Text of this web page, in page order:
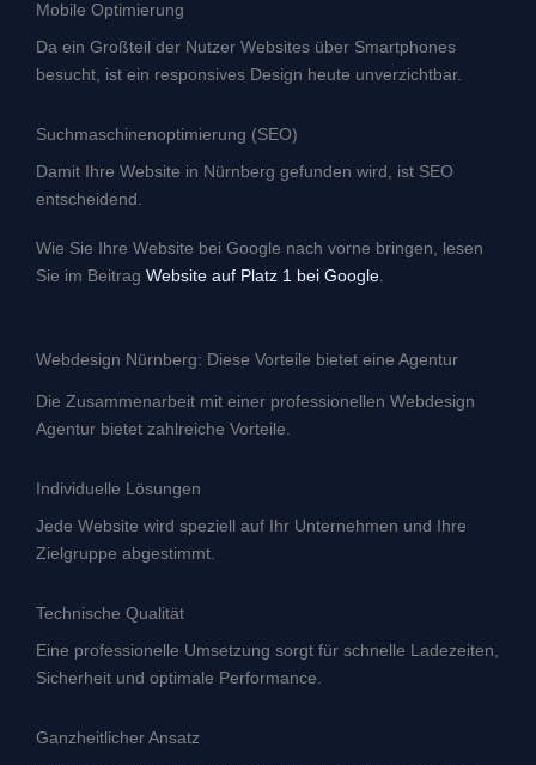
Mobile Optimierung
Da ein Großteil der Nutzer Websites über Smartphones
besucht, ist ein responsives Design heute unverzichtbar.
Suchmaschinenoptimierung (SEO)
Damit Ihre Website in Nürnberg gefunden wird, ist SEO
entscheidend.
Wie Sie Ihre Website bei Google nach vorne bringen, lesen
Sie im Beitrag Website auf Platz 1 bei Google.
Webdesign Nürnberg: Diese Vorteile bietet eine Agentur
Die Zusammenarbeit mit einer professionellen Webdesign
Agentur bietet zahlreiche Vorteile.
Individuelle Lösungen
Jede Website wird speziell auf Ihr Unternehmen und Ihre
Zielgruppe abgestimmt.
Technische Qualität
Eine professionelle Umsetzung sorgt für schnelle Ladezeiten,
Sicherheit und optimale Performance.
Ganzheitlicher Ansatz